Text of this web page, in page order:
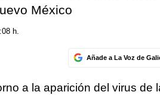
México
h.
Añade a La Voz de
a la aparición del virus de